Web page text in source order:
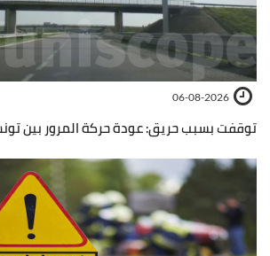
06-08-2026
توقفت بسبب حريق: عودة حركة المرور بين